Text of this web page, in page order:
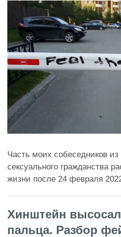
Часть моих собеседников
сексуального гражданства
жизни после 24 февраля
Хинштейн высосал
пальца. Разбор